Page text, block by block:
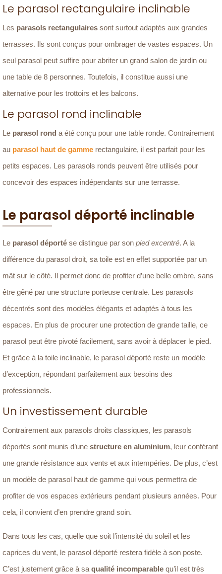
Le parasol rectangulaire inclinable
Les parasols rectangulaires sont surtout adaptés aux grandes
terrasses. Ils sont conçus pour ombrager de vastes espaces. Un
seul parasol peut suffire pour abriter un grand salon de jardin ou
une table de 8 personnes. Toutefois, il constitue aussi une
alternative pour les trottoirs et les balcons.
Le parasol rond inclinable
Le parasol rond a été conçu pour une table ronde. Contrairement
au parasol haut de gamme rectangulaire, il est parfait pour les
petits espaces. Les parasols ronds peuvent être utilisés pour
concevoir des espaces indépendants sur une terrasse.
Le parasol déporté inclinable
Le parasol déporté se distingue par son pied excentré. A la
différence du parasol droit, sa toile est en effet supportée par un
mât sur le côté. Il permet donc de profiter d’une belle ombre, sans
être gêné par une structure porteuse centrale. Les parasols
décentrés sont des modèles élégants et adaptés à tous les
espaces. En plus de procurer une protection de grande taille, ce
parasol peut être pivoté facilement, sans avoir à déplacer le pied.
Et grâce à la toile inclinable, le parasol déporté reste un modèle
d’exception, répondant parfaitement aux besoins des
professionnels.
Un investissement durable
Contrairement aux parasols droits classiques, les parasols
déportés sont munis d’une structure en aluminium, leur conférant
une grande résistance aux vents et aux intempéries. De plus, c’est
un modèle de parasol haut de gamme qui vous permettra de
profiter de vos espaces extérieurs pendant plusieurs années. Pour
cela, il convient d’en prendre grand soin.
Dans tous les cas, quelle que soit l’intensité du soleil et les
caprices du vent, le parasol déporté restera fidèle à son poste.
C’est justement grâce à sa qualité incomparable qu’il est très